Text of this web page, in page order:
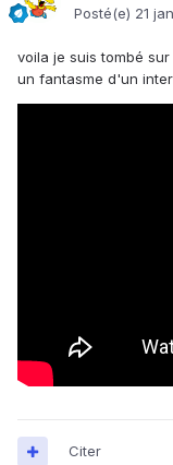
Posté(e) 21
voila je suis tombé
un fantasme d'un
Citer